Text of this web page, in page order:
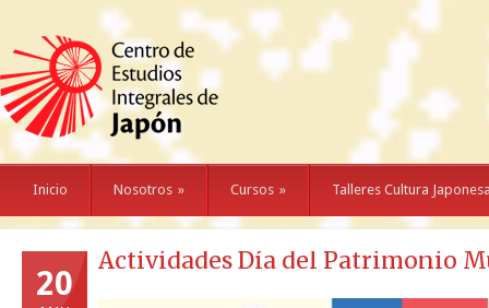
Inicio Nosotros » Cursos » Talleres Cultura
20
Actividades Día del Patrimonio